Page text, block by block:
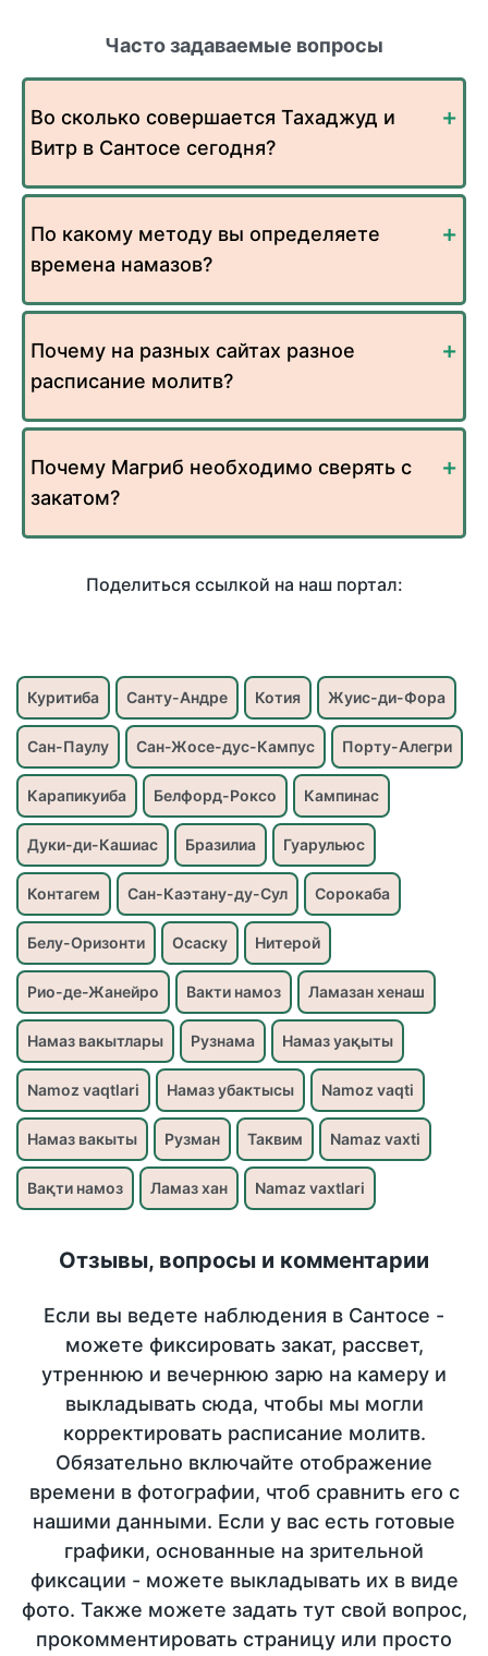
Часто задаваемые вопросы
Во сколько совершается Тахаджуд и
Витр в Сантосе сегодня?
По какому методу вы определяете
времена намазов?
Почему на разных сайтах разное
расписание молитв?
Почему Магриб необходимо сверять с
закатом?
Поделиться ссылкой на наш портал:
Куритиба Санту-Андре Котия Жуис-ди-Фора
Сан-Паулу Сан-Жосе-дус-Кампус Порту-Алегри
Карапикуиба Белфорд-Роксо Кампинас
Дуки-ди-Кашиас Бразилиа Гуарульюс
Контагем Сан-Каэтану-ду-Сул Сорокаба
Белу-Оризонти Осаску Нитерой
Рио-де-Жанейро Вакти намоз Ламазан хенаш
Намаз вакытлары Рузнама Намаз уақыты
Namoz vaqtlari Намаз убактысы Namoz vaqti
Намаз вакыты Рузман Таквим Namaz vaxti
Вақти намоз Ламаз хан Namaz vaxtlari
Отзывы, вопросы и комментарии
Если вы ведете наблюдения в Сантосе -
можете фиксировать закат, рассвет,
утреннюю и вечернюю зарю на камеру и
выкладывать сюда, чтобы мы могли
корректировать расписание молитв.
Обязательно включайте отображение
времени в фотографии, чтоб сравнить его с
нашими данными. Если у вас есть готовые
графики, основанные на зрительной
фиксации - можете выкладывать их в виде
фото. Также можете задать тут свой вопрос,
прокомментировать страницу или просто